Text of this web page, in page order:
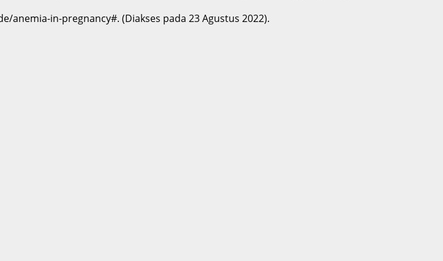
anemia-in-pregnancy#. (Diakses pada 23 Agustus 2022).